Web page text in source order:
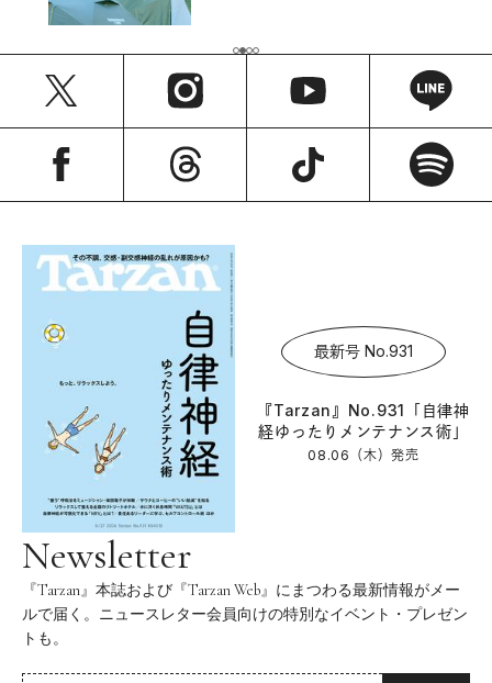
最新号 No.931
『Tarzan』No.931「自律神
経ゆったりメンテナンス術」
08.06（木）発売
Newsletter
『Tarzan』本誌および『Tarzan Web』にまつわる最新情報がメー
ルで届く。ニュースレター会員向けの特別なイベント・プレゼン
トも。